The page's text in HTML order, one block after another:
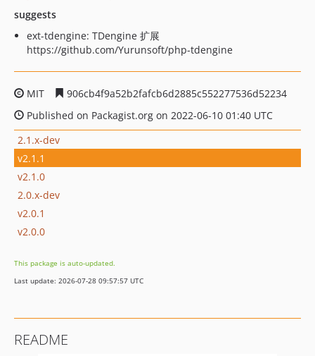
suggests
ext-tdengine: TDengine 扩展
https://github.com/Yurunsoft/php-tdengine
MIT
906cb4f9a52b2fafcb6d2885c552277536d52234
Published on Packagist.org on 2022-06-10 01:40 UTC
2.1.x-dev
v2.1.1
v2.1.0
2.0.x-dev
v2.0.1
v2.0.0
This package is auto-updated.
Last update: 2026-07-28 09:57:57 UTC
README